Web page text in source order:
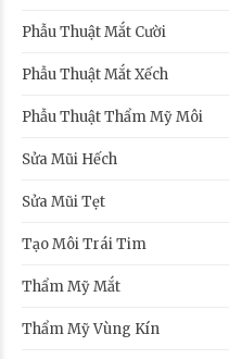
Phẫu Thuật Mắt Cười
Phẫu Thuật Mắt Xếch
Phẫu Thuật Thẩm Mỹ Môi
Sửa Mũi Hếch
Sửa Mũi Tẹt
Tạo Môi Trái Tim
Thẩm Mỹ Mắt
Thẩm Mỹ Vùng Kín